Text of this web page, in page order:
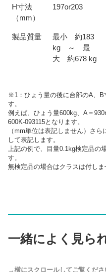
H寸法
（mm）
197or203
製品質量
最小 約183
kg ～ 最
大 約678 kg
※1：ひょう量の後に台部のA、B
す。
例えば、ひょう量600kg、A＝
600K-093115となります。
（mm単位は表記しません）さ
して表記します。
上記の例で、目量0.1kg検定品の
す。
無検定品の場合はクラスは付しま
一緒によく見ら